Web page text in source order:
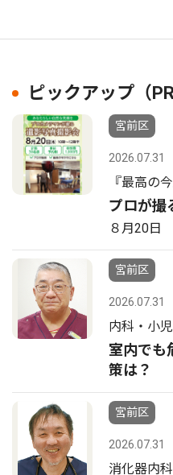
ピックアップ（PR
宮前区
2026.07.31
『最高の
プロが撮
８月20日
宮前区
2026.07.31
内科・小
室内でも
策は？
宮前区
2026.07.31
消化器内